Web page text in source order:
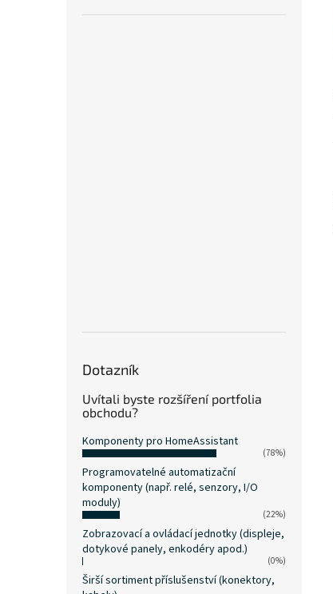
Dotazník
Uvítali byste rozšíření portfolia
obchodu?
Komponenty pro HomeAssistant
(78%)
Programovatelné automatizační
komponenty (např. relé, senzory, I/O
moduly)
(22%)
Zobrazovací a ovládací jednotky (displeje,
dotykové panely, enkodéry apod.)
(0%)
Širší sortiment příslušenství (konektory,